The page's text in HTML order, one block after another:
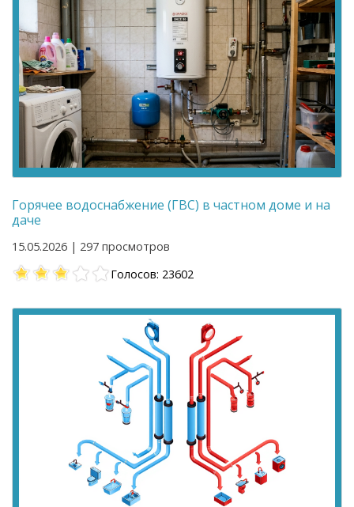
Горячее водоснабжение (ГВС) в частном доме и на
даче
15.05.2026 | 297 просмотров
Голосов: 23602